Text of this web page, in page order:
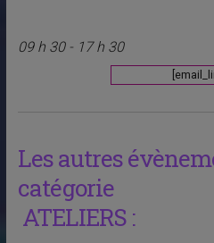
09 h 30 - 17 h 30
Les autres
catégorie
ATELIERS :